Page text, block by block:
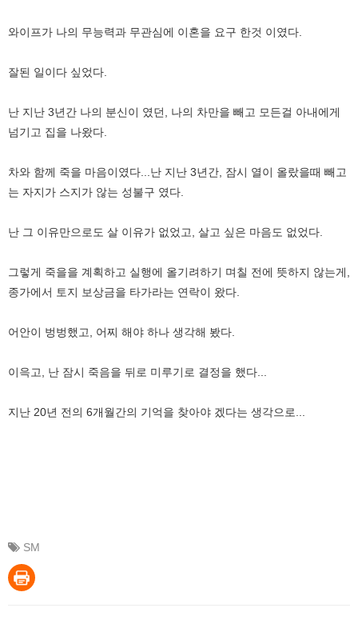
와이프가 나의 무능력과 무관심에 이혼을 요구 한것 이였다.
잘된 일이다 싶었다.
난 지난 3년간 나의 분신이 였던, 나의 차만을 빼고 모든걸 아내에게
넘기고 집을 나왔다.
차와 함께 죽을 마음이였다...난 지난 3년간, 잠시 열이 올랐을때 빼고
는 자지가 스지가 않는 성불구 였다.
난 그 이유만으로도 살 이유가 없었고, 살고 싶은 마음도 없었다.
그렇게 죽을을 계획하고 실행에 올기려하기 며칠 전에 뜻하지 않는게,
종가에서 토지 보상금을 타가라는 연락이 왔다.
어안이 벙벙했고, 어찌 해야 하나 생각해 봤다.
이윽고, 난 잠시 죽음을 뒤로 미루기로 결정을 했다...
지난 20년 전의 6개월간의 기억을 찾아야 겠다는 생각으로...
SM